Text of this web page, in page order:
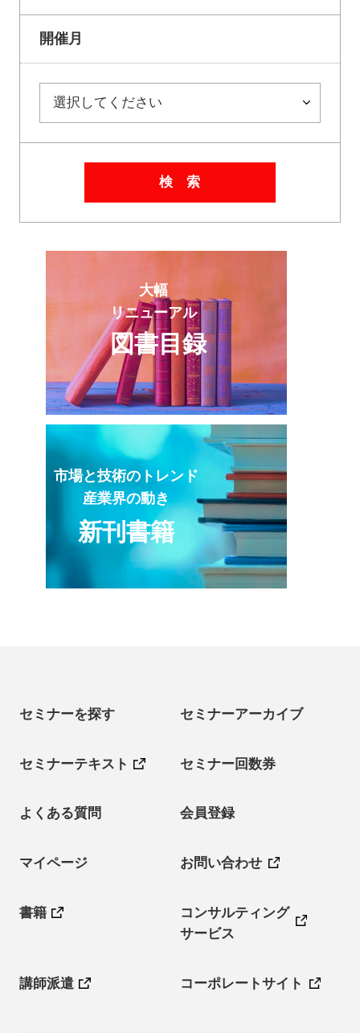
開催月
検 索
大幅
リニューアル
図書目録
市場と技術のトレンド
産業界の動き
新刊書籍
セミナーを探す セミナーアーカイブ
セミナーテキスト セミナー回数券
よくある質問 会員登録
マイページ お問い合わせ
書籍
コンサルティング
サービス
講師派遣 コーポレートサイト